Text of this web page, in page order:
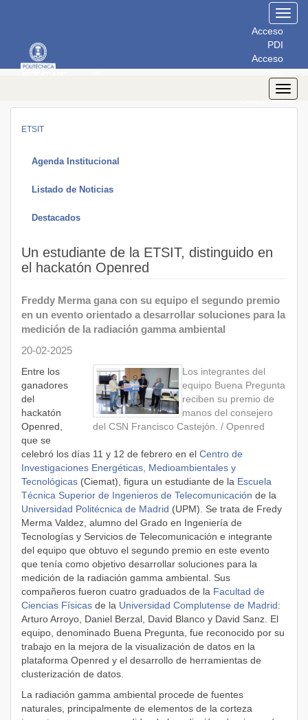
Acceso
PDI
Acceso
PAS
Acceso
Estudiantes
ETSIT
Agenda Institucional
Listado de Noticias
Destacados
Un estudiante de la ETSIT, distinguido en
el hackatón Openred
Freddy Merma gana con su equipo el segundo premio
en un evento orientado a desarrollar soluciones para la
medición de la radiación gamma ambiental
20-02-2025
Los integrantes del
equipo Buena Pregunta
reciben su premio de
manos del consejero
del CSN Francisco Castejón. / Openred
Entre los
ganadores
del
hackatón
Openred,
que se
celebró los días 11 y 12 de febrero en el Centro de
Investigaciones Energéticas, Medioambientales y
Tecnológicas (Ciemat), figura un estudiante de la Escuela
Técnica Superior de Ingenieros de Telecomunicación de la
Universidad Politécnica de Madrid (UPM). Se trata de Fredy
Merma Valdez, alumno del Grado en Ingeniería de
Tecnologías y Servicios de Telecomunicación e integrante
del equipo que obtuvo el segundo premio en este evento
que tenía como objetivo desarrollar soluciones para la
medición de la radiación gamma ambiental. Sus
compañeros fueron cuatro graduados de la Facultad de
Ciencias Físicas de la Universidad Complutense de Madrid:
Arturo Arroyo, Daniel Berzal, David Blanco y David Sanz. El
equipo, denominado Buena Pregunta, fue reconocido por su
trabajo en la mejora de la visualización de datos en la
plataforma Openred y el desarrollo de herramientas de
clusterización de datos.
La radiación gamma ambiental procede de fuentes
naturales, principalmente de elementos de la corteza